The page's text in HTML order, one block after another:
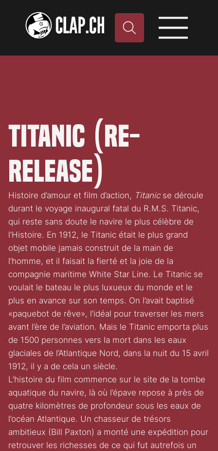
Titanic (Re-
Release)
Histoire d’amour et film d’action, Titanicse déroule
durant le voyage inaugural fatal du R.M.S. Titanic,
qui reste sans doute le navire le plus célèbre de
l’Histoire. En 1912, le Titanic était le plus grand
objet mobile jamais construit de la main de
l’homme, et il faisait la fierté et la joie de la
compagnie maritime White Star Line. Le Titanic se
voulait le bateau le plus luxueux du monde et le
plus en avance sur son temps. On l’avait baptisé
«paquebot de rêve», l’idéal pour traverser les mers
avant l’ère de l’aviation. Mais le Titanic emporta plus
de 1500 personnes vers la mort dans les eaux
glaciales de l’Atlantique Nord, dans la nuit du 15 avril
1912, il y a de cela un siècle.
L’histoire du film commence sur le site de la tombe
aquatique du navire, là où l’épave repose à près de
quatre kilomètres de profondeur sous les eaux de
l’océan Atlantique. Un chasseur de trésors
ambitieux (Bill Paxton) a monté une expédition pour
retrouver les richesses de ce qui fut autrefois un